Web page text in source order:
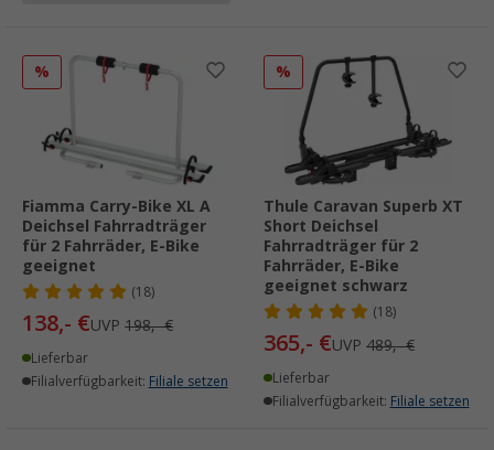
%
Fiamma Carry-Bike XL A
Deichsel Fahrradträger
für 2 Fahrräder, E-Bike
geeignet
(18)
138,- €UVP 198,- €
Lieferbar
Filialverfügbarkeit: Filiale setzen
%
Thule Caravan Superb XT
Short Deichsel
Fahrradträger für 2
Fahrräder, E-Bike
geeignet schwarz
(18)
365,- €UVP 489,- €
Lieferbar
Filialverfügbarkeit: Filiale setzen